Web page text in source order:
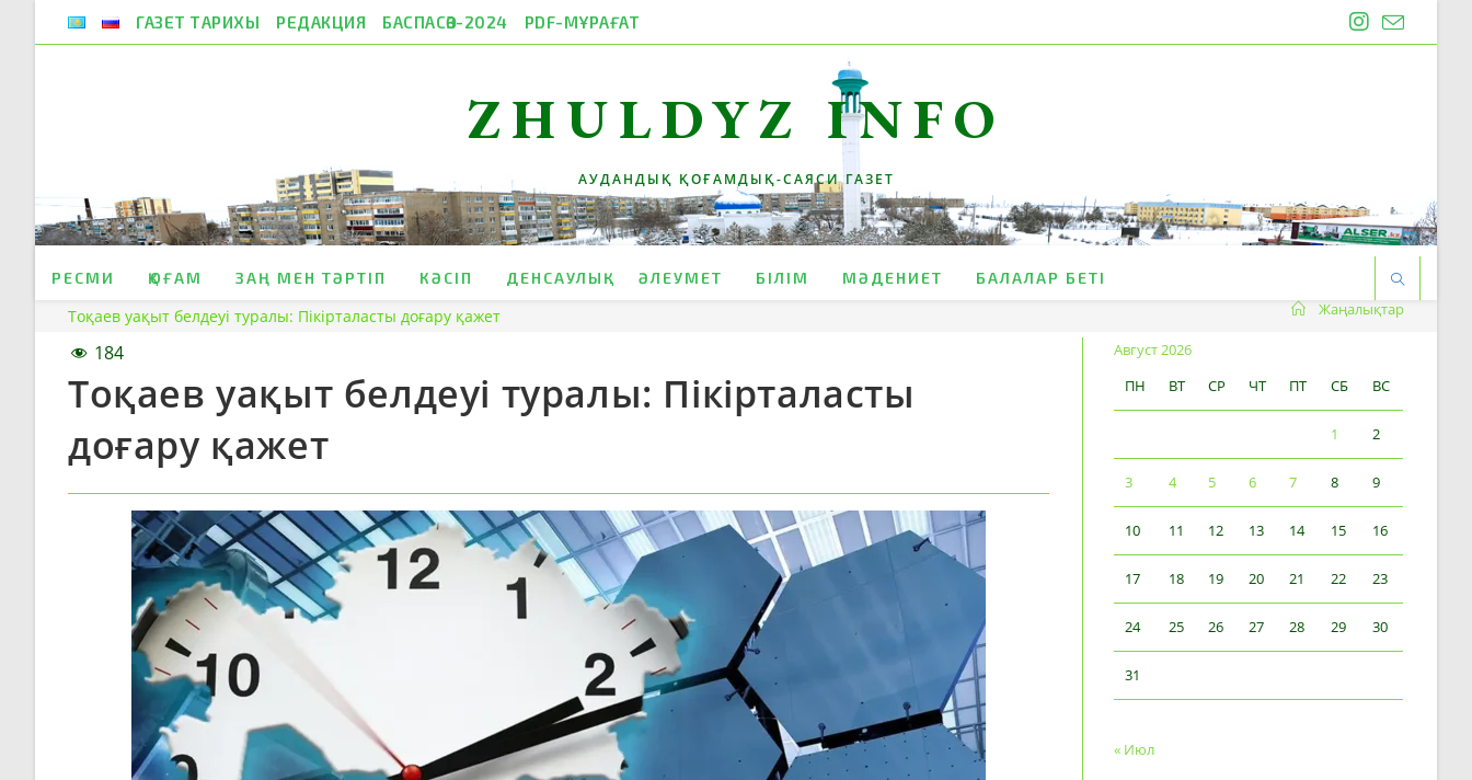
ГАЗЕТ ТАРИХЫ РЕДАКЦИЯ БАСПАСӨЗ-2024 PDF-МҰРАҒАТ
ZHULDYZ INFO
АУДАНДЫҚ ҚОҒАМДЫҚ-САЯСИ ГАЗЕТ
РЕСМИ ҚОҒАМ ЗАҢ МЕН ТӘРТІП КӘСІП ДЕНСАУЛЫҚ ӘЛЕУМЕТ БІЛІМ МӘДЕНИЕТ БАЛАЛАР БЕТІ
Тоқаев уақыт белдеуі туралы: Пікірталасты доғару қажет Жаңалықтар
184
Тоқаев уақыт белдеуі туралы: Пікірталасты
доғару қажет
Август 2026
ПН
ВТ СР ЧТ ПТ СБ ВС
1 2
3 4 5 6 7 8 9
10 11 12 13 14 15 16
17 18 19 20 21 22 23
24 25 26 27 28 29 30
31
« Июл